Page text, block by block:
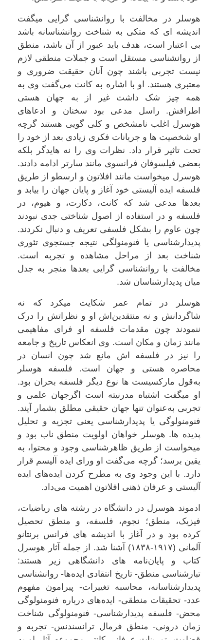
هوسلر در مخالفت با روانشناسی گرایی میگفت
اندیشه ای که متکی به شناخت روانشناسانه باشد
بی اعتبار است، هدف باید عبور از آن باشد، منطق
از روانشناسی مستقل است و جملات منطقی لازم
نیست تجربی باشند چون آنان حقیقت ضروری و
معتبری هستند. او با اشاره به کانت می‌گفت وی به
همه چیز شک داشت غیر از به جهان هستی
اطرافش. راسل مدعی بود سخنان و ادعاهای
هوسرل اغلب نامشخص و کلی گویی هستند گرچه
او شخصیت ها و جریانات فکری زیادی بعد از خود را
تحت تاثیر قرار داد. نظرات وی را نه هایدگر بلکه
بعضی فیلسوفان فرانسوی مانند سارتر ادامه دادند.
هوسرل میخواست مانند افلاتون و ارسطو از طریق
فلسفه ایده آلیستی خود آغاز و پایان جهان را بیابد و
بعدها مدعی شد که کانت، دکارت، و هیوم، در
فلسفه و در استفاده از اصول شناختی جدی نبودند
چون عاوم را بشکل فلسفی تعریف و دنبال نکردند.
پدیدارشناسی یا فنومنولگی نتیجه جستجوی تئوری
شناخت بعد از مراحل مشاهده و تجربه است.
مخالفت با روانشناسی گرایی بعدها منجر به جدل
میان پدیدارشناسان شد.
هوسلر در تمام عمر شکایت میکرد که نه
شاگردانش و نه منتقدین‌اش او و نظراتش را درک
ننمودند چون مقدمات فلسفه او فرای مفاهیمی
مانند زمان و مکان است. وی انعکاس تاریخ و جامعه
را نیز در فلسفه اش مانع شد چون انسان در
محاصره هستی و جهان است. فلسفه هوسلر
به‌قول مارکسیست ها نوع دیگر فلسفه بحران بود.
او میگفت اشتباه مدرنیته است اگرجهان علمی و
تجربی به‌عنوان تنها جهان حقیقی مطلق بشمار آیند.
فنومنولوگی یا پدیدارشناسی یعنی تجزیه و تحلیل
پدیده ها. هوسلر خواهان اولویت منطق ناب بود و
میخواست از طریق ظاهرشناسی وجود و محتوا، به
یقین برسد؛ گرچه می‌گفت او ورای ایده آلیسم قرار
دارد. با این وجود وی به مطرح کردن ایده‌های ایده
آلیستی و عرفان ذهنی افلاتون اهمیت می‌داد.
ادموند هوسرل در دانشگاه در رشته های ریاضیات،
فیزیک، منطق؛ نجوم، فلسفه، و منطق تحصیل
کرده بود و در آغاز با اندیشه های فرانس برنتانو
آلمانی (۱۹۱۷-۱۸۳۸) آشنا شد. از جمله آثار هوسرل
کتاب و پایان‌نامه های دانشگاهی زیر هستند:
تبارشناسی منطق- تاریخ انتقادی ایده‌ها- روانشناسی
پدیدارشناسانه، محاسبه تغییرات- پیرامون مفهوم
عدد- تحقیقات منطقی- ایده‌های درباره فنومنولوگی
محض- فلسفه پدیدارشناسی- فنومنولوگی شناخت
زمان درونی- منطق فرمال ترانسندنس- تجربه و